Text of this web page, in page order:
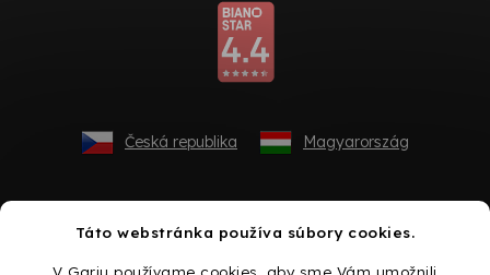
Táto webstránka používa súbory cookies.
V Gariu používame cookies, aby sme Vám umožnili
Česká republika Magyarország